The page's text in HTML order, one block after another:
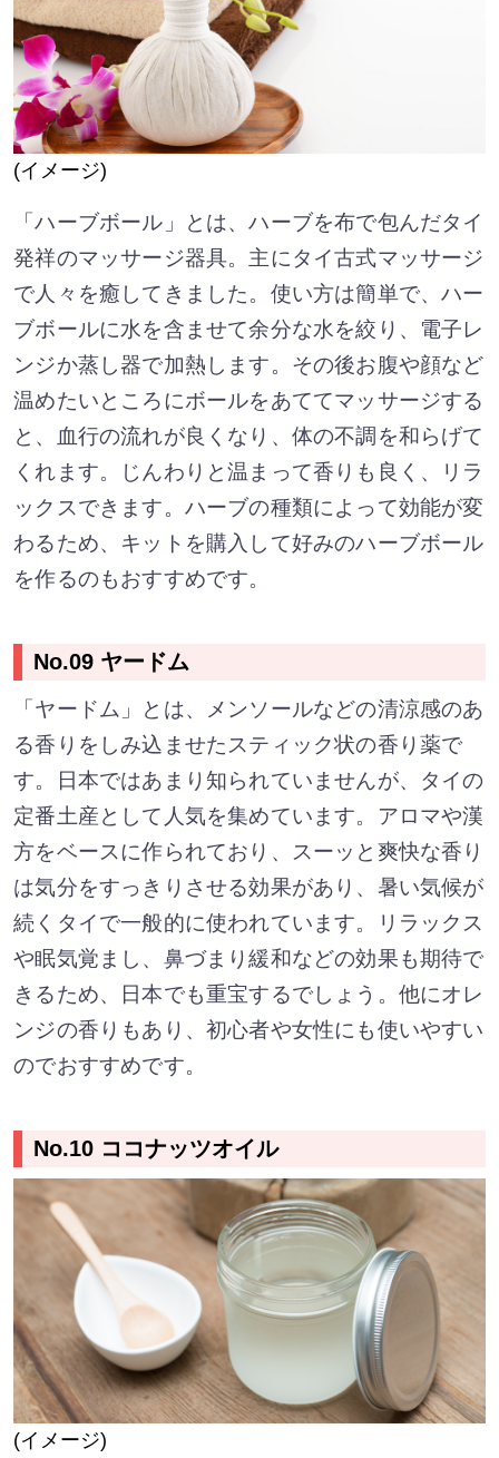
(イメージ)
「ハーブボール」とは、ハーブを布で包んだタイ
発祥のマッサージ器具。主にタイ古式マッサージ
で人々を癒してきました。使い方は簡単で、ハー
ブボールに水を含ませて余分な水を絞り、電子レ
ンジか蒸し器で加熱します。その後お腹や顔など
温めたいところにボールをあててマッサージする
と、血行の流れが良くなり、体の不調を和らげて
くれます。じんわりと温まって香りも良く、リラ
ックスできます。ハーブの種類によって効能が変
わるため、キットを購入して好みのハーブボール
を作るのもおすすめです。
No.09 ヤードム
「ヤードム」とは、メンソールなどの清涼感のあ
る香りをしみ込ませたスティック状の香り薬で
す。日本ではあまり知られていませんが、タイの
定番土産として人気を集めています。アロマや漢
方をベースに作られており、スーッと爽快な香り
は気分をすっきりさせる効果があり、暑い気候が
続くタイで一般的に使われています。リラックス
や眠気覚まし、鼻づまり緩和などの効果も期待で
きるため、日本でも重宝するでしょう。他にオレ
ンジの香りもあり、初心者や女性にも使いやすい
のでおすすめです。
No.10 ココナッツオイル
(イメージ)